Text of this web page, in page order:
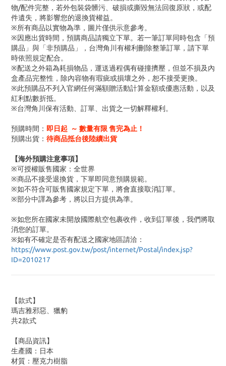
物/配件完整，若外包裝袋髒污、破損或撕毀無法回復原狀，或配
件遺失，將影響您的退換貨權益。
※所有商品以實物為準，圖片僅供示意參考。
※因應出貨時間，預購商品請獨立下單。若一筆訂單同時包含「預
購品」與「非預購品」，台灣角川有權利刪除整筆訂單，請下單
時依照規定配合。
※配送之外箱為耗損物品，運送過程偶有碰撞擠壓，但並不損及內
盒產品完整性，除內容物有瑕疵或損壞之外，恕不接受更換。
※此預購品不列入官網任何滿額贈活動計算金額或優惠活動，以及
紅利點數折抵。
※台灣角川保有活動、訂單、出貨之一切解釋權利。
預購時間： 即日起 ～ 數量有限 售完為止！
預購出貨： 待商品抵台後陸續出貨
【海外預購注意事項】
※可授權販售國家：全世界
※商品不接受退換貨，下單即同意預購規範。
※如不符合可販售國家規定下單，將會直接取消訂單。
※部分中譯為參考，將以日方提供為準。
※如您所在國家未開放國際航空包裹收件，收到訂單後，我們將取
消您的訂單。
※如有不確定是否有配送之國家地區請洽：
https://www.post.gov.tw/post/internet/Postal/index.jsp?
ID=2010217
【款式】
瑪吉雅邪惡、獵豹
共2款式
【商品資訊】
生產國：日本
材質：壓克力樹脂